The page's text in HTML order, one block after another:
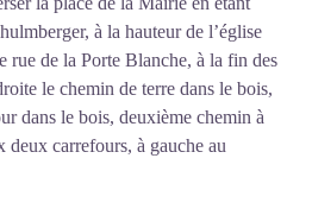
à la hauteur de l’église
rue de la Porte Blanche, à la fin des
le chemin de terre dans le bois,
dans le bois, deuxième chemin à
carrefours, à gauche au